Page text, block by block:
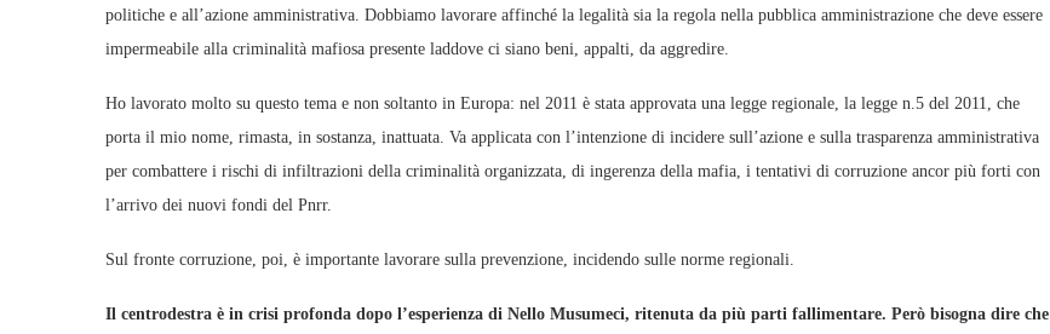
politiche e all’azione amministrativa. Dobbiamo lavorare affinché la legalità sia la regola nella pubblica amministrazione che deve essere
impermeabile alla criminalità mafiosa presente laddove ci siano beni, appalti, da aggredire.
Ho lavorato molto su questo tema e non soltanto in Europa: nel 2011 è stata approvata una legge regionale, la legge n.5 del 2011, che
porta il mio nome, rimasta, in sostanza, inattuata. Va applicata con l’intenzione di incidere sull’azione e sulla trasparenza amministrativa
per combattere i rischi di infiltrazioni della criminalità organizzata, di ingerenza della mafia, i tentativi di corruzione ancor più forti con
l’arrivo dei nuovi fondi del Pnrr.
Sul fronte corruzione, poi, è importante lavorare sulla prevenzione, incidendo sulle norme regionali.
Il centrodestra è in crisi profonda dopo l’esperienza di Nello Musumeci, ritenuta da più parti fallimentare. Però bisogna dire che